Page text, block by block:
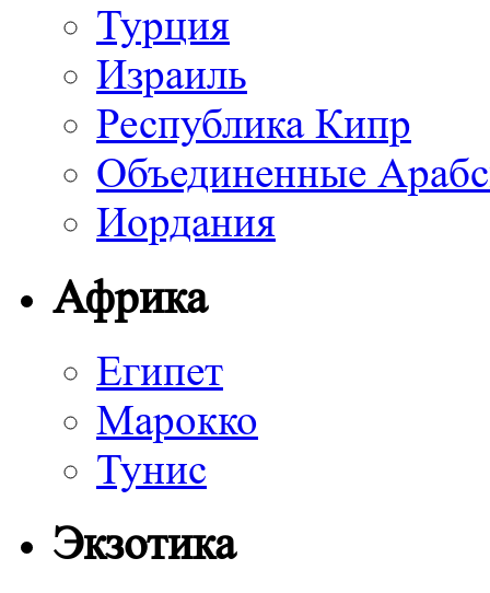
Турция
Израиль
Республика Кипр
Объединенные
Иордания
Африка
Египет
Марокко
Тунис
Экзотика